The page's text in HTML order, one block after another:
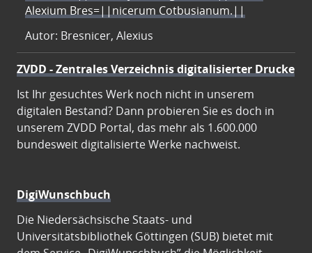
Alexium Bres=||nicerum Cotbusianum.||
Autor: Bresnicer, Alexius
ZVDD - Zentrales Verzeichnis digitalisierter Drucke
Ist Ihr gesuchtes Werk noch nicht in unserem
digitalen Bestand? Dann probieren Sie es doch in
unserem ZVDD Portal, das mehr als 1.600.000
bundesweit digitalisierte Werke nachweist.
DigiWunschbuch
Die Niedersächsische Staats- und
Universitätsbibliothek Göttingen (SUB) bietet mit